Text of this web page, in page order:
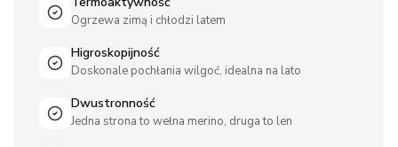
Ogrzewa zimą i chłodzi latem
Higroskopijność
Doskonale pochłania wilgoć, idealna na lato
Dwustronność
Jedna strona to wełna merino, druga to len